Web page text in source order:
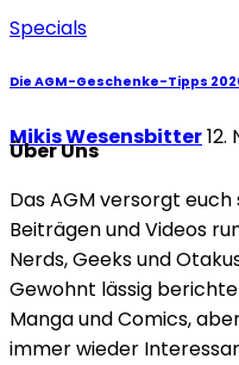
Specials
Die AGM-Geschenke-Tipps
Mikis Wesensbitter
Über Uns
Das AGM versorgt euch
Beiträgen und Videos
Nerds, Geeks und
Gewohnt lässig
Manga und Comics,
immer wieder